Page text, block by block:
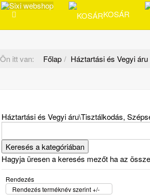
KOSÁR
Ön itt van: Főlap Háztartási és Vegyi áru
Háztartási és Vegyi áru\Tisztálkodás,
Hagyja üresen a keresés mezőt ha az
Rendezés
Rendezés terméknév szerint +/-